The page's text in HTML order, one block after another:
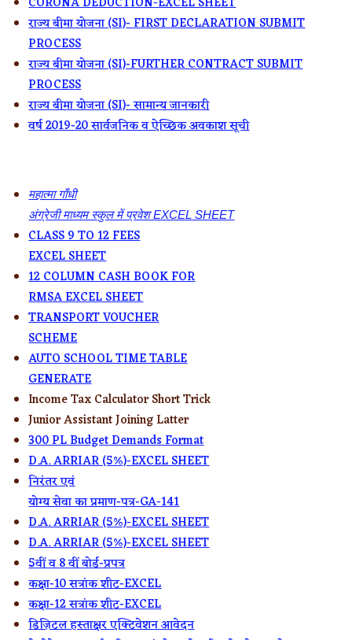
राज्य बीमा योजना (SI)- FIRST DECLARATION SUBMIT
PROCESS
राज्य बीमा योजना (SI)-FURTHER CONTRACT SUBMIT
PROCESS
राज्य बीमा योजना (SI)- सामान्य जानकारी
वर्ष 2019-20 सार्वजनिक व ऐच्छिक अवकाश सूची
महात्मा गाँधी
अंग्रेजी माध्यम स्कुल में प्रवेश EXCEL SHEET
CLASS 9 TO 12 FEES
EXCEL SHEET
12 COLUMN CASH BOOK FOR
RMSA EXCEL SHEET
TRANSPORT VOUCHER
SCHEME
AUTO SCHOOL TIME TABLE
GENERATE
Income Tax Calculator Short Trick
Junior Assistant Joining Latter
300 PL Budget Demands Format
D.A. ARRIAR (5%)-EXCEL SHEET
निरंतर एवं
योग्य सेवा का प्रमाण-पत्र-GA-141
D.A. ARRIAR (5%)-EXCEL SHEET
D.A. ARRIAR (5%)-EXCEL SHEET
5वीं व 8 वीं बोर्ड-प्रपत्र
कक्षा-10 सत्रांक शीट-EXCEL
कक्षा-12 सत्रांक शीट-EXCEL
डिज़िटल हस्ताक्षर एक्टिवेशन आवेदन